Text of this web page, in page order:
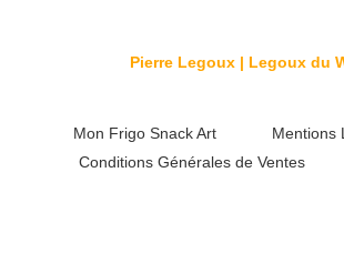
Pierre Legoux | Legoux du
Mon Frigo Snack Art
Mentions
Conditions Générales de Ventes